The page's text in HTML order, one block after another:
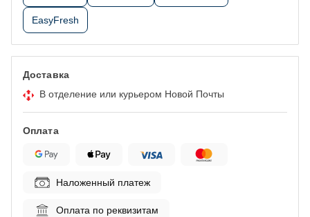
EasyFresh
Доставка
В отделение или курьером Новой Почты
Оплата
Наложенный платеж
Оплата по реквизитам